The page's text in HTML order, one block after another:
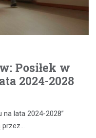
Posiłek w
2024-2028
na lata 2024-2028”
przez…